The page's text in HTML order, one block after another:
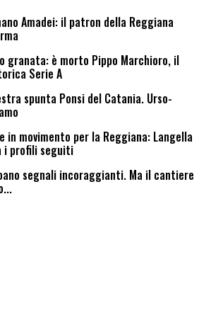
Amadei: il patron della Reggiana
granata: è morto Pippo Marchioro, il
Serie A
spunta Ponsi del Catania. Urso-
in movimento per la Reggiana: Langella
i profili seguiti
segnali incoraggianti. Ma il cantiere